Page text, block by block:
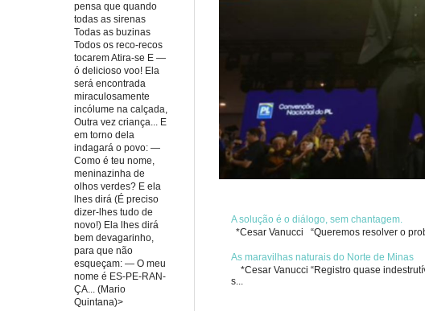
A solução é o diálogo, sem chantagem.
*Cesar Vanucci “Queremos resolver o
As maravilhas naturais do Norte de Minas
*Cesar Vanucci “Registro quase
s...
pensa que quando
todas as sirenas
Todas as buzinas
Todos os reco-recos
tocarem Atira-se E —
ó delicioso voo! Ela
será encontrada
miraculosamente
incólume na calçada,
Outra vez criança... E
em torno dela
indagará o povo: —
Como é teu nome,
meninazinha de
olhos verdes? E ela
lhes dirá (É preciso
dizer-lhes tudo de
novo!) Ela lhes dirá
bem devagarinho,
para que não
esqueçam: — O meu
nome é ES-PE-RAN-
ÇA... (Mario
Quintana)>